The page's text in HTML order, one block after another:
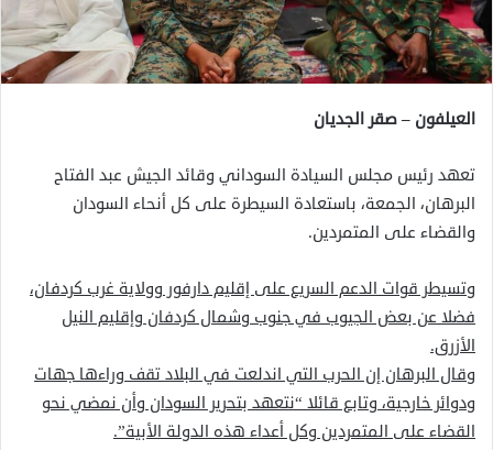
العيلفون – صقر الجديان
تعهد رئيس مجلس السيادة السوداني وقائد الجيش عبد الفتاح
البرهان، الجمعة، باستعادة السيطرة على كل أنحاء السودان
والقضاء على المتمردين.
وتسيطر قوات الدعم السريع على إقليم دارفور وولاية غرب كردفان،
فضلا عن بعض الجيوب في جنوب وشمال كردفان وإقليم النيل
الأزرق.
وقال البرهان إن الحرب التي اندلعت في البلاد تقف وراءها جهات
ودوائر خارجية، وتابع قائلا “نتعهد بتحرير السودان وأن نمضي نحو
القضاء على المتمردين وكل أعداء هذه الدولة الأبية”.